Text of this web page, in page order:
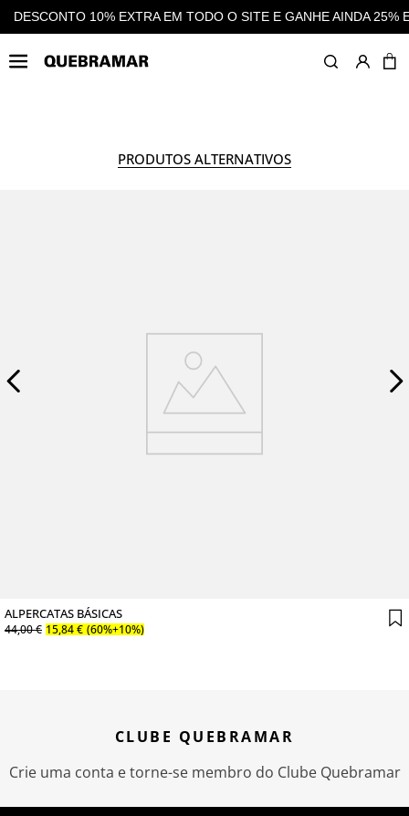
O SITE E GANHE AINDA 25% EM CASHBACK EM TODAS AS
PRODUTOS ALTERNATIVOS
ALPERCATAS BÁSICAS
44,00€ 15,84€ (60%+10%)
CLUBE QUEBRAMAR
Crie uma conta e torne-se membro do Clube Quebramar